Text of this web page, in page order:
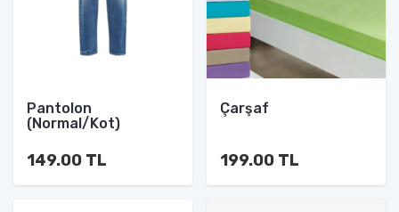
Pantolon
(Normal/Kot)
149.00 TL
Çarşaf
199.00 TL